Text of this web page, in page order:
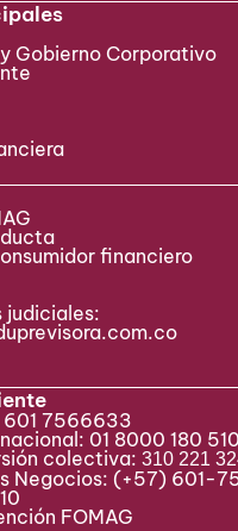
Gobierno Corporativo
financiero
7566633
01 8000 180 510
colectiva:310 221
Negocios: (+57) 601-
FOMAG